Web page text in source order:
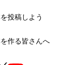
投稿しよう
作る皆さんへ